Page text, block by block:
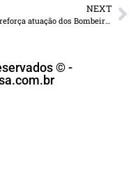
NEXT
MS reforça atuação dos Bombeiros com entrega de novas viaturas e formatura de oficiais e soldados temporários
© -